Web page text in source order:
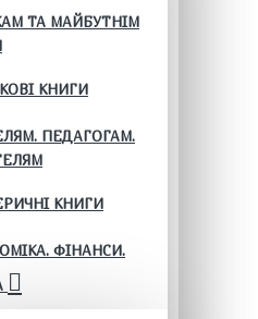
ТА МАЙБУТНІМ
КНИГИ
ПЕДАГОГАМ.
КНИГИ
ФІНАНСИ.